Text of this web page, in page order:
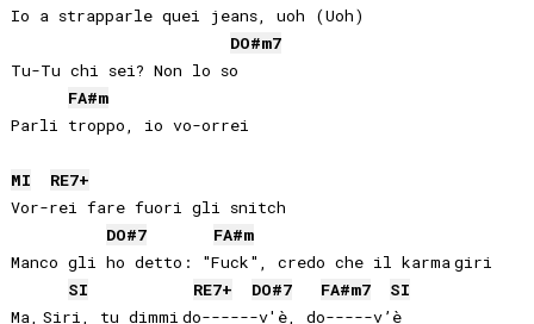
Io a strapparle quei jeans, uoh (Uoh)
DO#m7
Tu-Tu chi sei? Non lo so
FA#m
Parli troppo, io vo-orrei
MI RE7+
Vor-rei fare fuori gli snitch
DO#7 FA#m
Manco gli ho detto: "Fuck", credo che il karma giri
SI
RE7+ DO#7 FA#m7
SI
Ma, Siri, tu dimmi do------v'è, do-----v’è